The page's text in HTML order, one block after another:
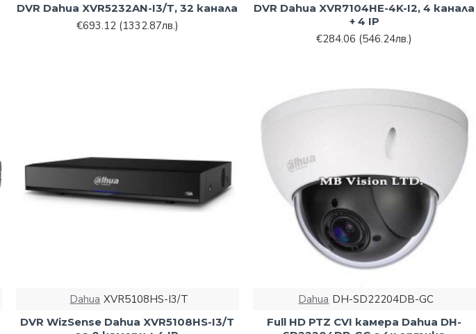
DVR Dahua XVR5232AN-I3/Т, 32 канала
€693.12 (1332.87лв.)
DVR Dahua XVR7104HE-4K-I2, 4 канала
+ 4 IP
€284.06 (546.24лв.)
Dahua XVR5108HS-I3/T
DVR WizSense Dahua XVR5108HS-I3/T
Dahua DH-SD22204DB-GC
Full HD PTZ CVI камера Dahua DH-